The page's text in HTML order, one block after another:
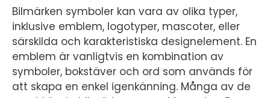
Bilmärken symboler kan vara av olika typer,
inklusive emblem, logotyper, mascoter, eller
särskilda och karakteristiska designelement. En
emblem är vanligtvis en kombination av
symboler, bokstäver och ord som används för
att skapa en enkel igenkänning. Många av de